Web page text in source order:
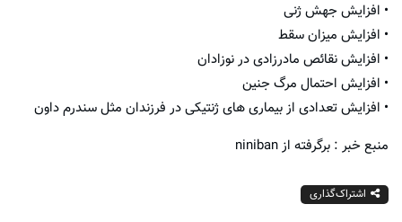
• افزایش جهش ژنی
• افزایش میزان سقط
• افزایش نقائص مادرزادی در نوزادان
• افزایش احتمال مرگ جنین
• افزایش تعدادی از بیماری های ژنتیکی در فرزندان مثل سندرم داون
منبع خبر : برگرفته از niniban
اشتراک‌گذاری